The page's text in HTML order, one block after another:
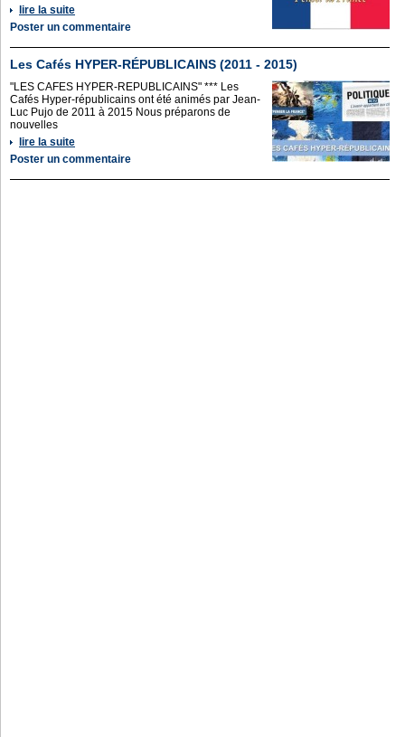
lire la suite
Poster un commentaire
Les Cafés HYPER-RÉPUBLICAINS (2011 - 2015)
"LES CAFES HYPER-REPUBLICAINS" *** Les
Cafés Hyper-républicains ont été animés par Jean-
Luc Pujo de 2011 à 2015 Nous préparons de
nouvelles
lire la suite
Poster un commentaire